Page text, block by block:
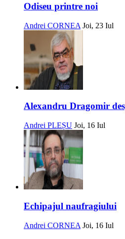
Odiseu printre noi
Andrei CORNEA Joi, 23 Iul
Alexandru Dragomir
Andrei PLEȘU Joi, 16 Iul
Echipajul naufragiului
Andrei CORNEA Joi, 16 Iul